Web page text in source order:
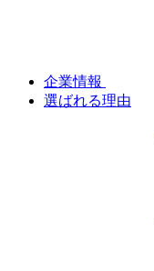
企業情報
選ばれる理由